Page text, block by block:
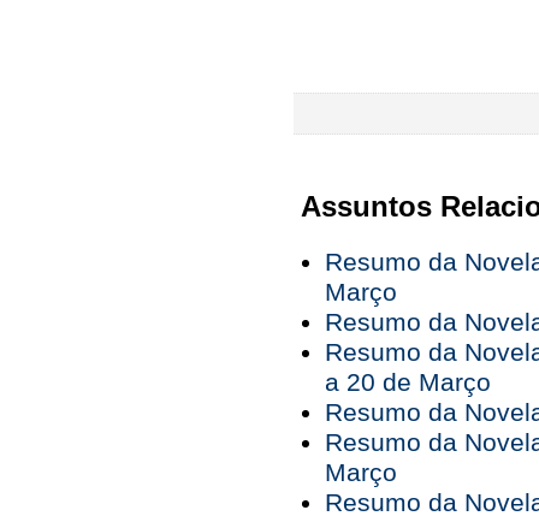
Assuntos
Resumo da
Março
Resumo da
Resumo da
a 20 de Março
Resumo da
Resumo da
Março
Resumo da